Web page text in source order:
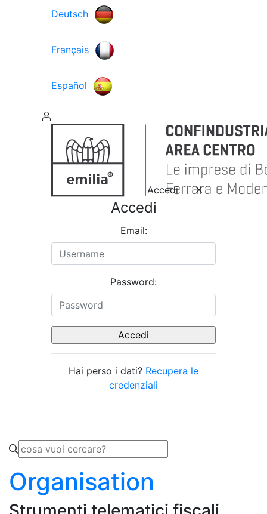
Deutsch
Français
Español
Accedi
Accedi
Email:
Password:
Hai perso i dati? Recupera le
credenziali
Organisation